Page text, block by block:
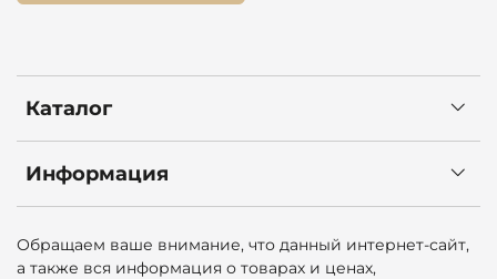
Каталог
Информация
Обращаем ваше внимание, что данный интернет-сайт,
а также вся информация о товарах и ценах,